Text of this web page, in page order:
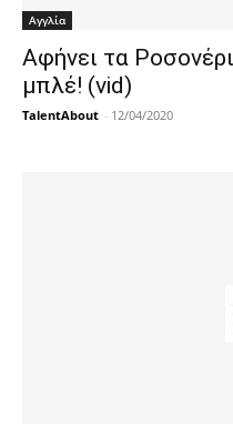
Αγγλία
Αφήνει τα
μπλέ! (vid)
TalentAbout - 12/04/2020